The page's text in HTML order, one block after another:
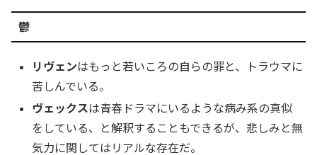
鬱
リヴェンはもっと若いころの自らの罪と、トラウマに
苦しんでいる。
ヴェックスは青春ドラマにいるような病み系の真似
をしている、と解釈することもできるが、悲しみと無
気力に関してはリアルな存在だ。